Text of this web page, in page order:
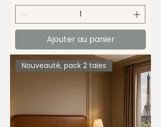
Ajouter au panier
Nouveauté, pack 2 taies